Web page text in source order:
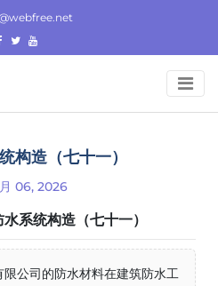
构造（七十一）
06, 2026
系统构造（七十一）
公司的防水材料在建筑防水工